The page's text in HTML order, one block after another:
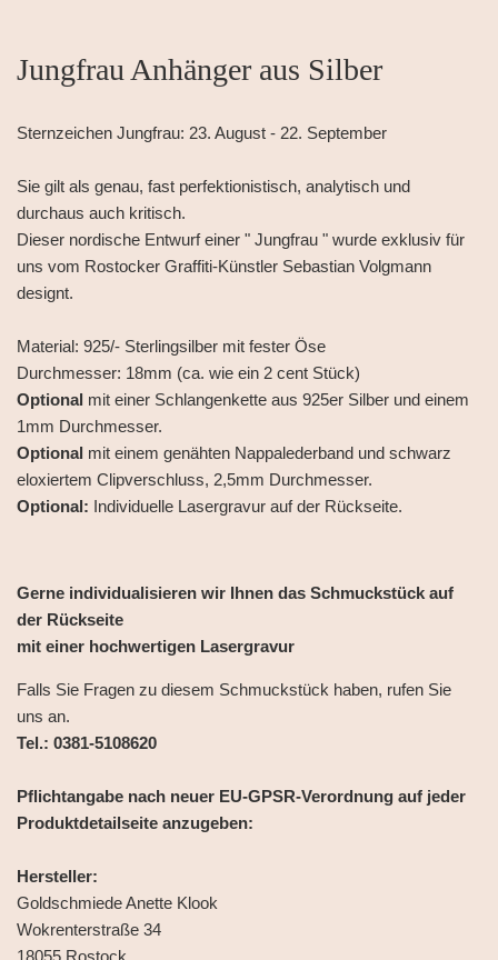
Jungfrau Anhänger aus Silber
Sternzeichen Jungfrau: 23. August - 22. September
Sie gilt als genau, fast perfektionistisch, analytisch und
durchaus auch kritisch.
Dieser nordische Entwurf einer " Jungfrau " wurde exklusiv für
uns vom Rostocker Graffiti-Künstler Sebastian Volgmann
designt.
Material: 925/- Sterlingsilber mit fester Öse
Durchmesser: 18mm (ca. wie ein 2 cent Stück)
Optional mit einer Schlangenkette aus 925er Silber und einem
1mm Durchmesser.
Optional mit einem genähten Nappalederband und schwarz
eloxiertem Clipverschluss, 2,5mm Durchmesser.
Optional: Individuelle Lasergravur auf der Rückseite.
Gerne individualisieren wir Ihnen das Schmuckstück auf
der Rückseite
mit einer hochwertigen Lasergravur
Falls Sie Fragen zu diesem Schmuckstück haben, rufen Sie
uns an.
Tel.: 0381-5108620
Pflichtangabe nach neuer EU-GPSR-Verordnung auf jeder
Produktdetailseite anzugeben:
Hersteller:
Goldschmiede Anette Klook
Wokrenterstraße 34
18055 Rostock